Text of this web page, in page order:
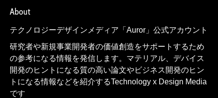
About
テクノロジーデザインメディア「Auror」公式アカウント
研究者や新規事業開発者の価値創造をサポートするため
の参考になる情報を発信します。マテリアル、デバイス
開発のヒントになる質の高い論文やビジネス開発のヒン
トになる情報などを紹介するTechnology x Design Media
です